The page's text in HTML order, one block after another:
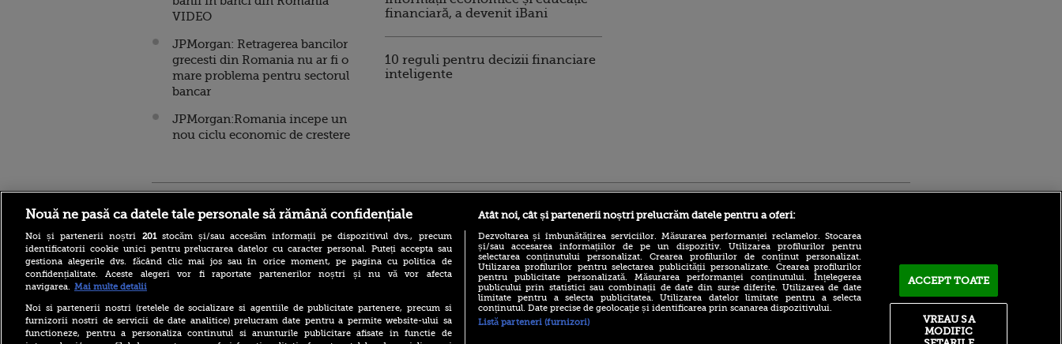
VIDEO
JPMorgan: Retragerea bancilor
grecesti din Romania nu ar fi o
mare problema pentru sectorul
bancar
JPMorgan:Romania incepe un
nou ciclu economic de crestere
financiară, a devenit iBani
10 reguli pentru decizii financiare
inteligente
Marin Barbu despre celebrul
Nouă ne pasă ca datele tale personale să rămână confidențiale
Noi și partenerii noștri 201stocăm și/sau accesăm informații pe dispozitivul dvs., precum
identificatorii cookie unici pentru prelucrarea datelor cu caracter personal. Puteți accepta sau
gestiona alegerile dvs. făcând clic mai jos sau în orice moment, pe pagina cu politica de
confidențialitate. Aceste alegeri vor fi raportate partenerilor noștri și nu vă vor afecta
navigarea. Mai multe detalii
Noi si partenerii nostri (retelele de socializare si agentiile de publicitate partenere, precum si
furnizorii nostri de servicii de date analitice) prelucram date pentru a permite website-ului sa
functioneze, pentru a personaliza continutul si anunturile publicitare afisate in functie de
Atât noi, cât și partenerii noștri prelucrăm datele pentru a oferi:
Dezvoltarea și îmbunătățirea serviciilor. Măsurarea performanței reclamelor. Stocarea
și/sau accesarea informațiilor de pe un dispozitiv. Utilizarea profilurilor pentru
selectarea conținutului personalizat. Crearea profilurilor de conținut personalizat.
Utilizarea profilurilor pentru selectarea publicității personalizate. Crearea profilurilor
pentru publicitate personalizată. Măsurarea performanței conținutului. Înțelegerea
publicului prin statistici sau combinații de date din surse diferite. Utilizarea de date
limitate pentru a selecta publicitatea. Utilizarea datelor limitate pentru a selecta
conținutul. Date precise de geolocație și identificarea prin scanarea dispozitivului.
Listă parteneri (furnizori)
ACCEPT TOATE
VREAU SA
MODIFIC